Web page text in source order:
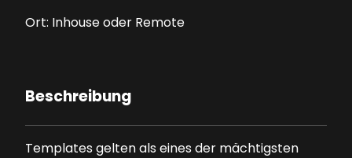
Ort: Inhouse oder Remote
Beschreibung
Templates gelten als eines der mächtigsten